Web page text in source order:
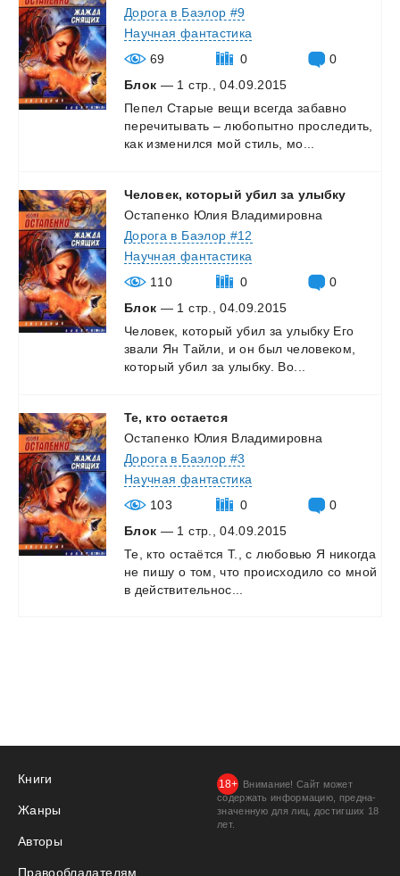
Дорога в Баэлор #9
Научная фантастика
69
0
0
Блок — 1 стр., 04.09.2015
Пепел Старые вещи всегда забавно
перечитывать – любопытно проследить,
как изменился мой стиль, мо...
Человек, который убил за улыбку
Остапенко Юлия Владимировна
Дорога в Баэлор #12
Научная фантастика
110
0
0
Блок — 1 стр., 04.09.2015
Человек,
который убил за улыбку Его
звали Ян Тайли, и он был человеком,
который убил за улыбку. Во...
Те, кто остается
Остапенко Юлия Владимировна
Дорога в Баэлор #3
Научная фантастика
103
0
0
Блок — 1 стр., 04.09.2015
Те,
кто остаётся Т., с любовью Я никогда
не пишу о том, что происходило со мной
в действительнос...
Книги
Жанры
Авторы
Правообладателям
Внимание! Сайт может
содержать информацию, предна­
значенную для лиц, дости­гших 18
лет.